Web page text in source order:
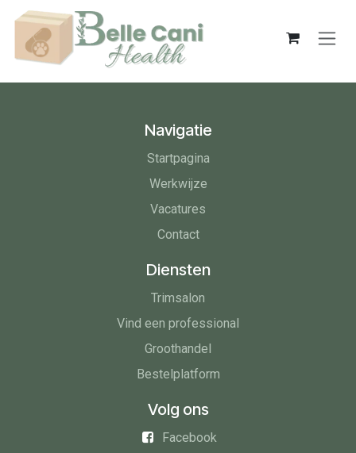
Overslaan naar inhoud
Navigatie
Startpagina
Werkwijze
Vacatures
Contact
Diensten
Trimsalon
Vind een professional
Groothandel
Bestelplatform
Volg ons
Facebook